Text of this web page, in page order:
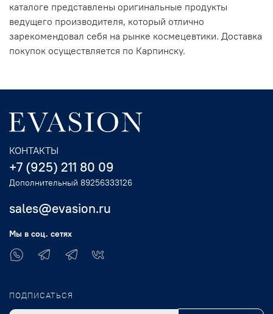
каталоге представлены оригинальные продукты
ведущего производителя, который отлично
зарекомендовал себя на рынке космецевтики. Доставка
покупок осуществляется по Карпинску.
КОНТАКТЫ
+7 (925) 211 80 09
Дополнительный 89256333126
sales@evasion.ru
Мы в соц. сетях
ПОДПИСАТЬСЯ